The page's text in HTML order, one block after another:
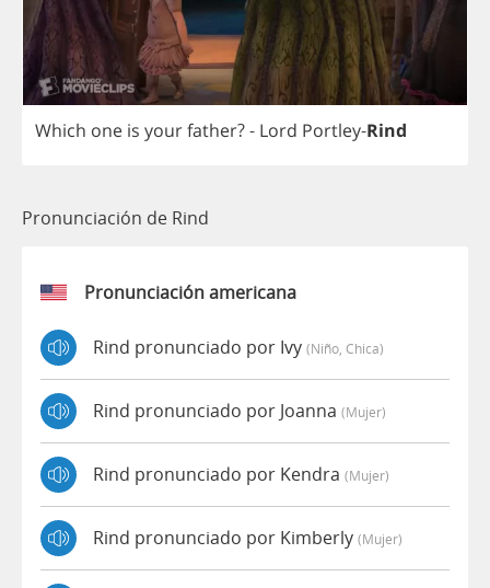
Which one is yourfather?- Lord Portley-Rind
Pronunciación de Rind
Pronunciación americana
Rind pronunciado por Ivy (niño, Chica)
Rind pronunciado por Joanna (mujer)
Rind pronunciado por Kendra (mujer)
Rind pronunciado por Kimberly (mujer)